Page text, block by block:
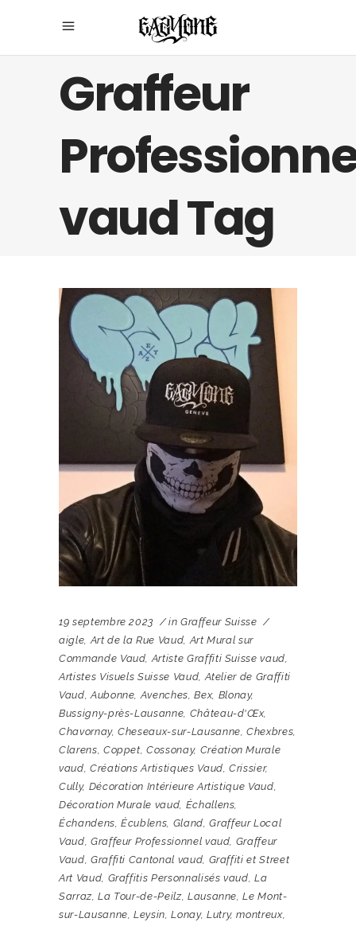
Graffeur
vaud Tag
19 septembre 2023 in Graffeur Suisse
aigle,Art de la Rue Vaud,Art Mural sur
Commande Vaud,Artiste Graffiti Suisse vaud,
Artistes Visuels Suisse Vaud,Atelier de Graffiti
Vaud,Aubonne,Avenches,Bex, Blonay,
Bussigny-près-Lausanne, Château-d'Œx,
Chavornay,Cheseaux-sur-Lausanne,Chexbres,
Clarens, Coppet,Cossonay, Création Murale
vaud, Créations Artistiques Vaud,Crissier,
Cully, Décoration Intérieure Artistique Vaud,
Décoration Murale vaud, Échallens,
Échandens,Écublens, Gland,Graffeur Local
Vaud, Graffeur Professionnel vaud, Graffeur
Vaud, Graffiti Cantonal vaud, Graffiti et Street
Art Vaud, Graffitis Personnalisés vaud,La
Sarraz,La Tour-de-Peilz, Lausanne,Le Mont-
sur-Lausanne,Leysin,Lonay, Lutry,montreux,